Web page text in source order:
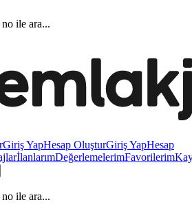
ile ara...
Giriş YapHesap OluşturGiriş YapHesap
İlanlarımDeğerlemelerimFavorilerim
ile ara...